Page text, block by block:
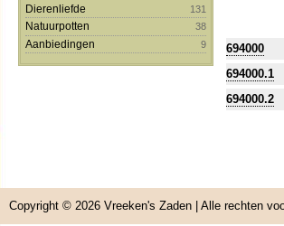
Dierenliefde
131
Natuurpotten 38
Aanbiedingen 9 694000
694000.1
694000.2
Copyright © 2026 Vreeken's Zaden | Alle rechten